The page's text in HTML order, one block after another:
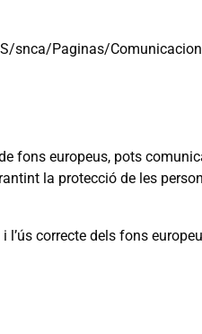
snca/Paginas/
fons europeus, pots
la protecció de les
correcte dels fons